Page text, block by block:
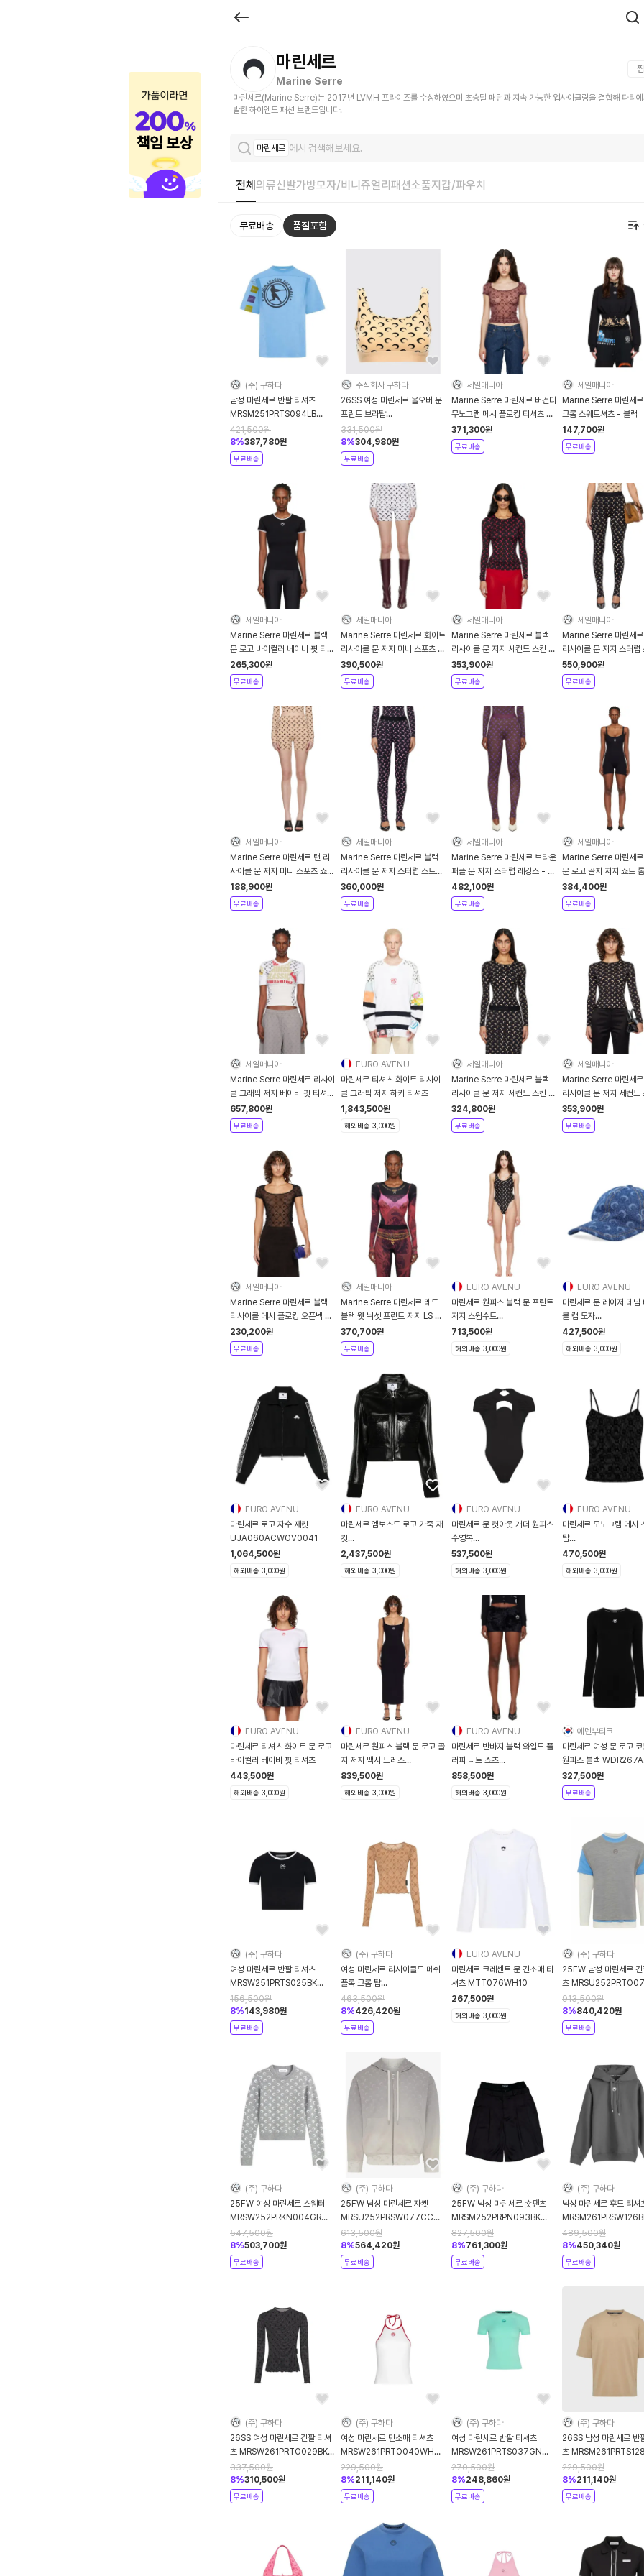
마린세르
Marine Serre
찜
마린세르(Marine Serre)는 2017년 LVMH 프라이즈를 수상하였으며 초승달 패턴과 지속 가능한 업사이클링을 결합해 파리
발한 하이엔드 패션 브랜드입니다.
마린세르 에서 검색해보세요.
전체 의류신발가방모자/비니 쥬얼리 패션소품지갑/파우치
무료배송 품절포함
(주) 구하다
남성 마린세르 반팔 티셔츠
MRSM251PRTS094LB
BL05 LIGHT BLUE DOM
421,500원
8%387,780원
무료배송
주식회사 구하다
26SS 여성 마린세르 올오버 문
프린트 브라탑
WUW055BCJER0001
TA10 Beige
331,500원
8%304,980원
무료배송
세일매니아
Marine Serre 마린세르 버건디
무노그램 메시 플로킹 티셔츠 -
Aubergine
371,300원
무료배송
세일매니아
Marine Serre 마린세르
크롭 스웨트셔츠 - 블랙
147,700원
무료배송
세일매니아
Marine Serre 마린세르 블랙
문 로고 바이컬러 베이비 핏 티셔
츠 - 블랙
265,300원
무료배송
세일매니아
Marine Serre 마린세르 화이트
리사이클 문 저지 미니 스포츠 쇼
츠 - 화이트
390,500원
무료배송
세일매니아
Marine Serre 마린세르 블랙
리사이클 문 저지 세컨드 스킨 티
셔츠 - 레드
353,900원
무료배송
세일매니아
Marine Serre 마린세르
리사이클 문 저지 스터럽
레깅스 - 블랙
550,900원
무료배송
세일매니아
Marine Serre 마린세르 탠 리
사이클 문 저지 미니 스포츠 쇼츠
- 그레이
188,900원
무료배송
세일매니아
Marine Serre 마린세르 블랙
리사이클 문 저지 스터럽 스트랩
레깅스 - 네이비
360,000원
무료배송
세일매니아
Marine Serre 마린세르 브라운
퍼플 문 저지 스터럽 레깅스 - 버
건디
482,100원
무료배송
세일매니아
Marine Serre 마린세르
문 로고 골지 저지 쇼트
블랙
384,400원
무료배송
세일매니아
Marine Serre 마린세르 리사이
클 그래픽 저지 베이비 핏 티셔츠
- 그레이
657,800원
무료배송
EURO AVENU
마린세르 티셔츠 화이트 리사이
클 그래픽 저지 하키 티셔츠
1,843,500원
해외배송 3,000원
세일매니아
Marine Serre 마린세르 블랙
리사이클 문 저지 세컨드 스킨 티
셔츠 - 블랙
324,800원
무료배송
세일매니아
Marine Serre 마린세르
리사이클 문 저지 세컨드
루넥 티셔츠 - 블랙
353,900원
무료배송
세일매니아
Marine Serre 마린세르 블랙
리사이클 메시 플로킹 오픈넥 티
셔츠 - 블랙
230,200원
무료배송
세일매니아
Marine Serre 마린세르 레드
블랙 웻 뉘셋 프린트 저지 LS 티
셔츠 - 버건디
370,700원
무료배송
EURO AVENU
마린세르 원피스 블랙 문 프린트
저지 스윔수트
261020F103001
713,500원
해외배송 3,000원
EURO AVENU
마린세르 문 레이저 데님
볼 캡 모자
427,500원
해외배송 3,000원
EURO AVENU
마린세르 로고 자수 재킷
UJA060ACWOV0041
1,064,500원
해외배송 3,000원
EURO AVENU
마린세르 엠보스드 로고 가죽 재
킷
WJA042CLEA0030BK99
2,437,500원
해외배송 3,000원
EURO AVENU
마린세르 문 컷아웃 개더 원피스
수영복
WSW017ACJER0104BK99
537,500원
해외배송 3,000원
EURO AVENU
마린세르 모노그램 메시
탑
470,500원
해외배송 3,000원
EURO AVENU
마린세르 티셔츠 화이트 문 로고
바이컬러 베이비 핏 티셔츠
443,500원
해외배송 3,000원
EURO AVENU
마린세르 원피스 블랙 문 로고 골
지 저지 맥시 드레스
261020F0
839,500원
해외배송 3,000원
EURO AVENU
마린세르 반바지 블랙 와일드 플
러피 니트 쇼츠
252020F088003
858,500원
해외배송 3,000원
에덴부티크
마린세르 여성 문 로고 코
원피스 블랙 WDR267A
CJER0011 BK99
327,500원
무료배송
(주) 구하다
여성 마린세르 반팔 티셔츠
MRSW251PRTS025BK
BK99 BLACK DOM
156,500원
8%143,980원
무료배송
(주) 구하다
여성 마린세르 리사이클드 메쉬
플록 크롭 탑
MRSW251PRTO035BE
463,500원
8%426,420원
무료배송
EURO AVENU
마린세르 크레센트 문 긴소매 티
셔츠 MTT076WH10
267,500원
해외배송 3,000원
(주) 구하다
25FW 남성 마린세르 긴
츠
YBG1 YELLOW BLUE
DOM
913,500원
8%840,420원
무료배송
(주) 구하다
25FW 여성 마린세르 스웨터
MRSW252PRKN004GR
GR60 MISTY GREY DOM
547,500원
8%503,700원
무료배송
(주) 구하다
25FW 남성 마린세르 자켓
MRSU252PRSW077CC
GR90 DARK GREY DOM
613,500원
8%564,420원
무료배송
(주) 구하다
25FW 남성 마린세르 숏팬츠
MRSM252PRPN093BK
BK99 BLACK DOM
827,500원
8%761,300원
무료배송
(주) 구하다
남성 마린세르 후드 티셔
BK99 BLACK DOM
489,500원
8%450,340원
무료배송
(주) 구하다
26SS 여성 마린세르 긴팔 티셔
츠 MRSW261PRTO029BK
BK99 BLACK DOM
337,500원
8%310,500원
무료배송
(주) 구하다
여성 마린세르 민소매 티셔츠
MRSW261PRTO040WH
WH17 WHITE RED DOM
229,500원
8%211,140원
무료배송
(주) 구하다
여성 마린세르 반팔 티셔츠
MRSW261PRTS037GN
GN02 LIGHT AQUA
GREEN DOM
270,500원
8%248,860원
무료배송
(주) 구하다
26SS 남성 마린세르 반
츠
BG40 TAUPE DOM
229,500원
8%211,140원
무료배송